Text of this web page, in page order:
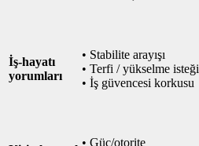
İş‑hayatı
yorumları
• Stabilite arayışı
• Terfi / yükselme isteği
• İş güvencesi korkusu
• Güç/otorite